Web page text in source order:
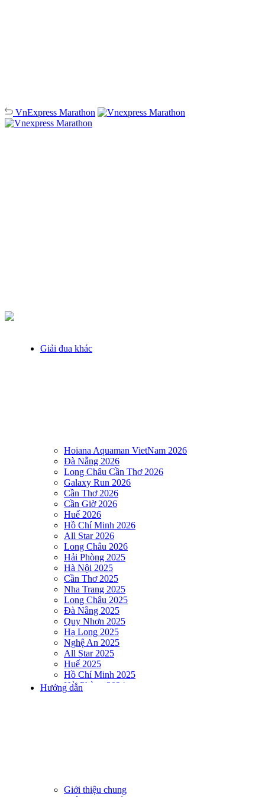
VnExpress Marathon
Giải đua khác
Hoiana Aquaman VietNam 2026
Đà Nẵng 2026
Long Châu Cần Thơ 2026
Galaxy Run 2026
Cần Thơ 2026
Cần Giờ 2026
Huế 2026
Hồ Chí Minh 2026
All Star 2026
Long Châu 2026
Hải Phòng 2025
Hà Nội 2025
Cần Thơ 2025
Nha Trang 2025
Long Châu 2025
Đà Nẵng 2025
Quy Nhơn 2025
Hạ Long 2025
Nghệ An 2025
All Star 2025
Huế 2025
Hồ Chí Minh 2025
Hải Phòng 2024
DNSE AQUAMAN VIETNAM 2024
DNSE AQUAMAN VIETNAM 2023
Hướng dẫn
Giới thiệu chung